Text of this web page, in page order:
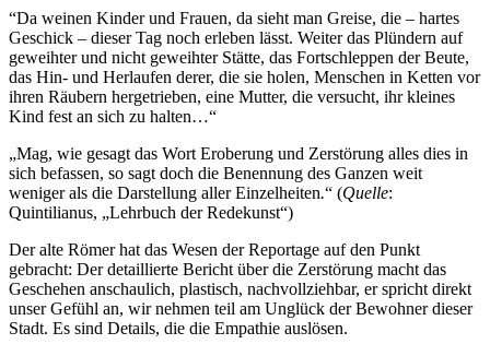
“Da weinen Kinder und Frauen, da sieht man Greise, die – hartes
Geschick – dieser Tag noch erleben lässt. Weiter das Plündern auf
geweihter und nicht geweihter Stätte, das Fortschleppen der Beute,
das Hin- und Herlaufen derer, die sie holen, Menschen in Ketten vor
ihren Räubern hergetrieben, eine Mutter, die versucht, ihr kleines
Kind fest an sich zu halten…“
„Mag, wie gesagt das Wort Eroberung und Zerstörung alles dies in
sich befassen, so sagt doch die Benennung des Ganzen weit
weniger als die Darstellung aller Einzelheiten.“ (Quelle:
Quintilianus, „Lehrbuch der Redekunst“)
Der alte Römer hat das Wesen der Reportage auf den Punkt
gebracht: Der detaillierte Bericht über die Zerstörung macht das
Geschehen anschaulich, plastisch, nachvollziehbar, er spricht direkt
unser Gefühl an, wir nehmen teil am Unglück der Bewohner dieser
Stadt. Es sind Details, die die Empathie auslösen.